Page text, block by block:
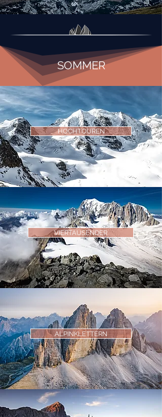
SOMMER
HOCHTOUREN
VIERTAUSENDER
ALPINKLETTERN